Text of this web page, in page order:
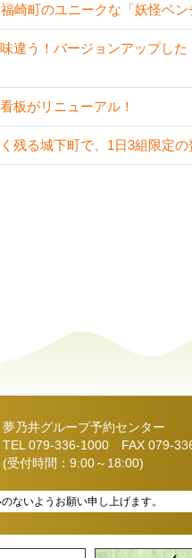
崎町のユニークな「妖怪ベン
違う！バージョンアップし
板がリニューアル！
残る城下町で、1日3組限定の
夢乃井グループ予約センター
TEL079-336-1000 FAX 079-
(受付時間：9:00～18:00)
ないようお願い申し上げます。